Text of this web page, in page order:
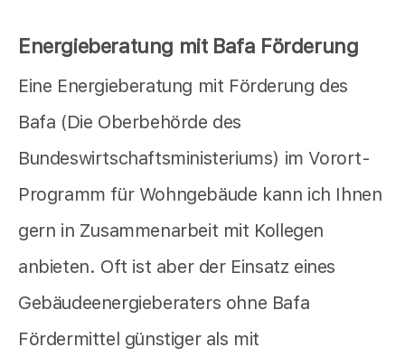
Energieberatung mit Bafa Förderung
Eine Energieberatung mit Förderung des
Bafa (Die Oberbehörde des
Bundeswirtschaftsministeriums) im Vorort-
Programm für Wohngebäude kann ich Ihnen
gern in Zusammenarbeit mit Kollegen
anbieten. Oft ist aber der Einsatz eines
Gebäudeenergieberaters ohne Bafa
Fördermittel günstiger als mit